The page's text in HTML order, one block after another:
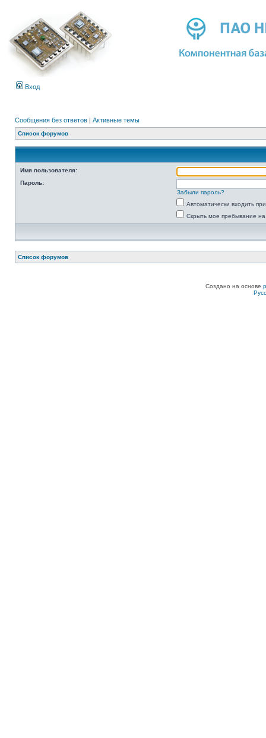
Вход
Сообщения без ответов | Активные темы
Список форумов
Имя пользователя:
Пароль:
Забыли пароль?
Автоматически входить
Скрыть мое пребывание
Список форумов
Создано на основе